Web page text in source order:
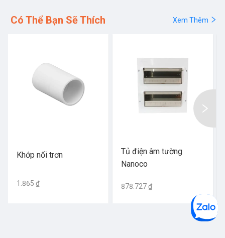
Có Thể Bạn Sẽ Thích Xem Thêm
Khớp nối trơn
1.865 ₫
Tủ điện âm tường
Nanoco
878.727 ₫